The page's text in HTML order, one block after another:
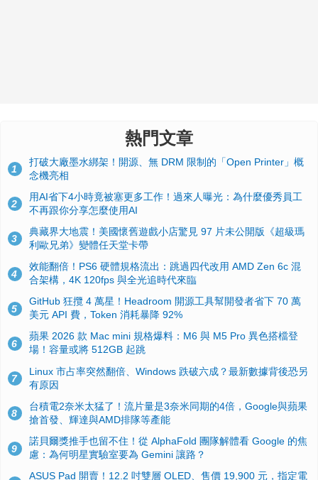
熱門文章
1
打破大廠墨水綁架！開源、無 DRM 限制的「Open Printer」概
念機亮相
2
用AI省下4小時竟被塞更多工作！過來人曝光：為什麼優秀員工
不再跟你分享怎麼使用AI
3
典藏界大地震！美國懷舊遊戲小店驚見 97 片未公開版《超級瑪
利歐兄弟》變體任天堂卡帶
4
效能翻倍！PS6 硬體規格流出：跳過四代改用 AMD Zen 6c 混
合架構，4K 120fps 與全光追時代來臨
5
GitHub 狂攬 4 萬星！Headroom 開源工具幫開發者省下 70 萬
美元 API 費，Token 消耗暴降 92%
6
蘋果 2026 款 Mac mini 規格爆料：M6 與 M5 Pro 異色搭檔登
場！容量或將 512GB 起跳
7
Linux 市占率突然翻倍、Windows 跌破六成？最新數據背後恐另
有原因
8
台積電2奈米太猛了！流片量是3奈米同期的4倍，Google與蘋果
搶首發、輝達與AMD排隊等產能
9
諾貝爾獎推手也留不住！從 AlphaFold 團隊解體看 Google 的焦
慮：為何明星實驗室要為 Gemini 讓路？
ASUS Pad 開賣！12.2 吋雙層 OLED、售價 19,900 元，指定電